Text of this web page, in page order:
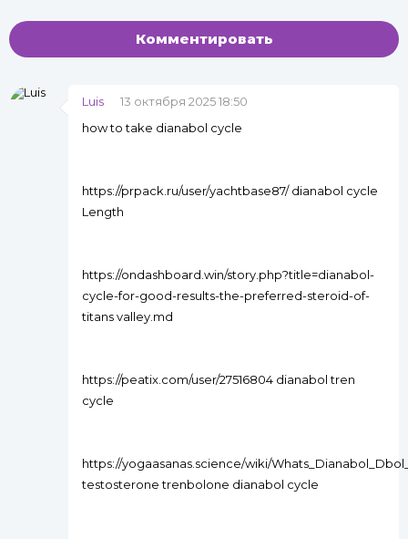
Комментировать
Luis
13 октября 2025 18:50
how to take dianabol cycle
https://prpack.ru/user/yachtbase87/ dianabol cycle
Length
https://ondashboard.win/story.php?title=dianabol-
cycle-for-good-results-the-preferred-steroid-of-
titans valley.md
https://peatix.com/user/27516804 dianabol tren
cycle
https://yogaasanas.science/wiki/
testosterone trenbolone dianabol cycle